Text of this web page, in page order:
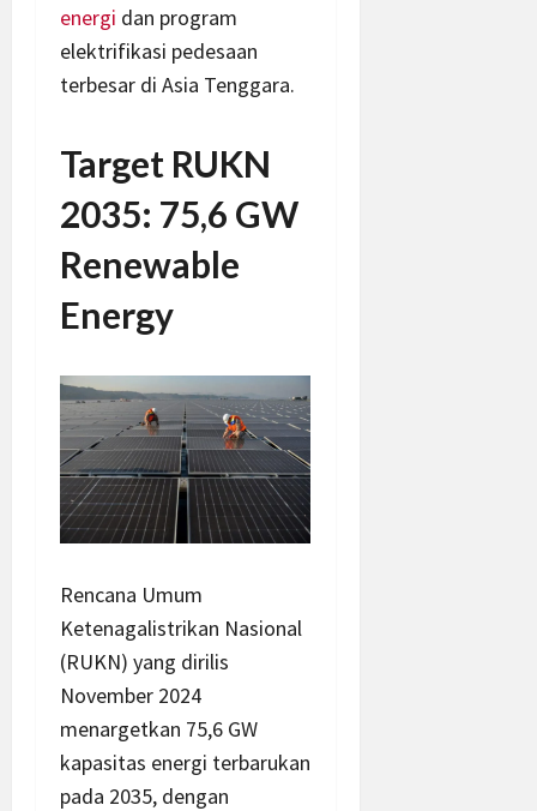
energi dan program
elektrifikasi pedesaan
terbesar di Asia Tenggara.
Target RUKN
2035: 75,6 GW
Renewable
Energy
Rencana Umum
Ketenagalistrikan Nasional
(RUKN) yang dirilis
November 2024
menargetkan 75,6 GW
kapasitas energi terbarukan
pada 2035, dengan